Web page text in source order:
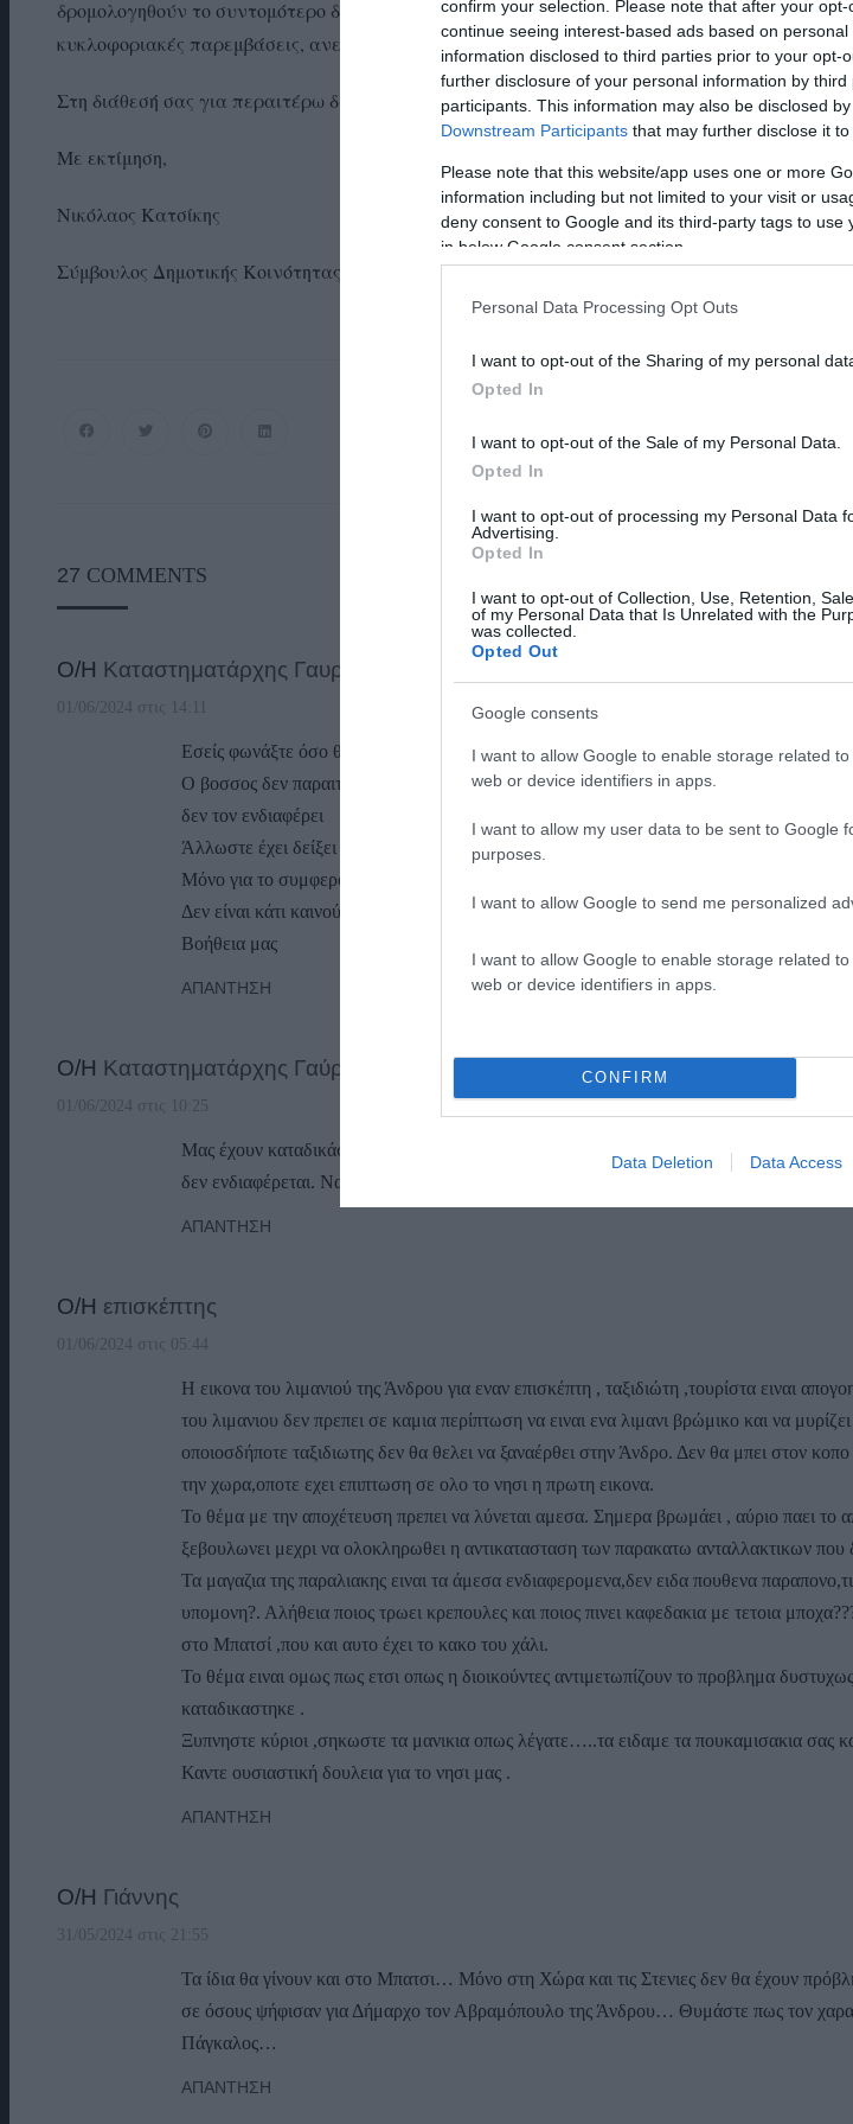
confirm your selection. Please note that after your
continue seeing interest-based ads based on
information disclosed to third parties prior to your opt-
further disclosure of your personal information by third
participants. This information may also be disclosed
Downstream Participants that may further disclose it
Please note that this website/app uses one or more
information including but not limited to your visit or
deny consent to Google and its third-party tags to
in below Google consent section.
Personal Data Processing Opt Outs
I want to opt-out of the Sharing of my personal
Opted In
I want to opt-out of the Sale of my Personal Data.
Opted In
I want to opt-out of processing my Personal Data
Advertising.
Opted In
I want to opt-out of Collection, Use, Retention,
of my Personal Data that Is Unrelated with the
was collected.
Opted Out
Google consents
I want to allow Google to enable storage related
web or device identifiers in apps.
I want to allow my user data to be sent to Google
purposes.
I want to allow Google to send me personalized
I want to allow Google to enable storage related
web or device identifiers in apps.
CONFIRM
Data Deletion Data Access
δρομολογηθούν το συντομότερο δυνατό οι άμεσες αναγκαίες παρεμβάσεις (αποχέτευση,
κυκλοφοριακές παρεμβάσεις, ανεξέλεγκτη εναπόθεση κάδων κτλ).
Στη διάθεσή σας για περαιτέρω διευκρινίσεις και συνεργασία.
Με εκτίμηση,
Νικόλαος Κατσίκης
Σύμβουλος Δημοτικής Κοινότητας Γαυρίου
27 COMMENTS
Ο/Η Καταστηματάρχης Γαυρίου
01/06/2024 στις 14:11
Εσείς φωνάξτε όσο θέλετε
Ο βοσσος δεν παραιτείται τώρα που είναι εμμισθος ολόκληροι να μπούμε μέσα στο
δεν τον ενδιαφέρει
Άλλωστε έχει δείξει ποιος είναι από παλιά
Μόνο για το συμφερον το δικό του και για το σόι του νοιάζεται
Δεν είναι κάτι καινούργιο
Βοήθεια μας
ΑΠΆΝΤΗΣΗ
Ο/Η Καταστηματάρχης Γαύριο
01/06/2024 στις 10:25
Μας έχουν καταδικάσει εδώ και ένα μήνα να ζούμε με αυτή τη μυρωδιά . Τα μαγαζιά μας
δεν ενδιαφέρεται. Να παραιτηθεί ο Βόσσος αφού δεν μπορεί να δουλέψει και να δώσει
ΑΠΆΝΤΗΣΗ
Ο/Η επισκέπτης
01/06/2024 στις 05:44
Η εικονα του λιμανιού της Άνδρου για εναν επισκέπτη , ταξιδιώτη ,τουρίστα ειναι
του λιμανιου δεν πρεπει σε καμια περίπτωση να ειναι ενα λιμανι βρώμικο και να
οποιοσδήποτε ταξιδιωτης δεν θα θελει να ξαναέρθει στην Άνδρο. Δεν θα μπει στον κοπο
την χωρα,οποτε εχει επιπτωση σε ολο το νησι η πρωτη εικονα.
Το θέμα με την αποχέτευση πρεπει να λύνεται αμεσα. Σημερα βρωμάει , αύριο παει το
ξεβουλωνει μεχρι να ολοκληρωθει η αντικατασταση των παρακατω ανταλλακτικων που
Τα μαγαζια της παραλιακης ειναι τα άμεσα ενδιαφερομενα,δεν ειδα πουθενα
υπομονη?. Αλήθεια ποιος τρωει κρεπουλες και ποιος πινει καφεδακια με τετοια
στο Μπατσί ,που και αυτο έχει το κακο του χάλι.
Το θέμα ειναι ομως πως ετσι οπως η διοικούντες αντιμετωπίζουν το προβλημα
καταδικαστηκε .
Ξυπνηστε κύριοι ,σηκωστε τα μανικια οπως λέγατε…..τα ειδαμε τα πουκαμισακια σας
Καντε ουσιαστική δουλεια για το νησι μας .
ΑΠΆΝΤΗΣΗ
Ο/Η Γιάννης
31/05/2024 στις 21:55
Τα ίδια θα γίνουν και στο Μπατσι… Μόνο στη Χώρα και τις Στενιες δεν θα έχουν
σε όσους ψήφισαν για Δήμαρχο τον Αβραμόπουλο της Άνδρου… Θυμάστε πως τον
Πάγκαλος…
ΑΠΆΝΤΗΣΗ